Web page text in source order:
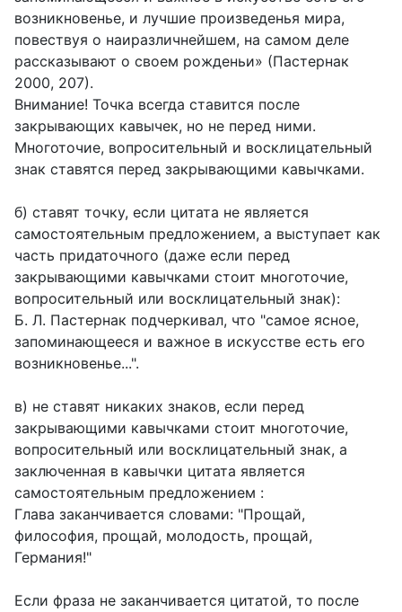
возникновенье, и лучшие произведенья мира,
повествуя о наиразличнейшем, на самом деле
рассказывают о своем рожденьи» (Пастернак
2000, 207).
Внимание! Точка всегда ставится после
закрывающих кавычек, но не перед ними.
Многоточие, вопросительный и восклицательный
знак ставятся перед закрывающими кавычками.
б) ставят точку, если цитата не является
самостоятельным предложением, а выступает как
часть придаточного (даже если перед
закрывающими кавычками стоит многоточие,
вопросительный или восклицательный знак):
Б. Л. Пастернак подчеркивал, что "самое ясное,
запоминающееся и важное в искусстве есть его
возникновенье...".
в) не ставят никаких знаков, если перед
закрывающими кавычками стоит многоточие,
вопросительный или восклицательный знак, а
заключенная в кавычки цитата является
самостоятельным предложением :
Глава заканчивается словами: "Прощай,
философия, прощай, молодость, прощай,
Германия!"
Если фраза не заканчивается цитатой, то после